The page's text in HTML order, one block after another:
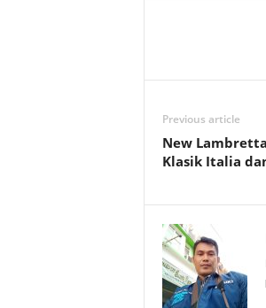
Previous article
New
Klasik Italia